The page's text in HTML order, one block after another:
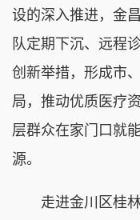
设的深入推进，金
队定期下沉、远程
创新举措，形成市
局，推动优质医疗
层群众在家门口就
源。
走进金川区桂林